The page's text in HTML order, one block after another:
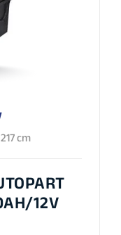
cm
12V